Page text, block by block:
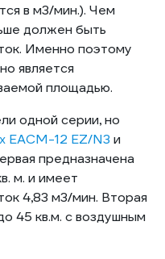
в м3/мин.). Чем
должен быть
Именно поэтому
является
площадью.
одной серии, но
EACM-12 EZ/N3 и
предназначена
м. и имеет
4,83 м3/мин. Вторая
45 кв.м. с воздушным